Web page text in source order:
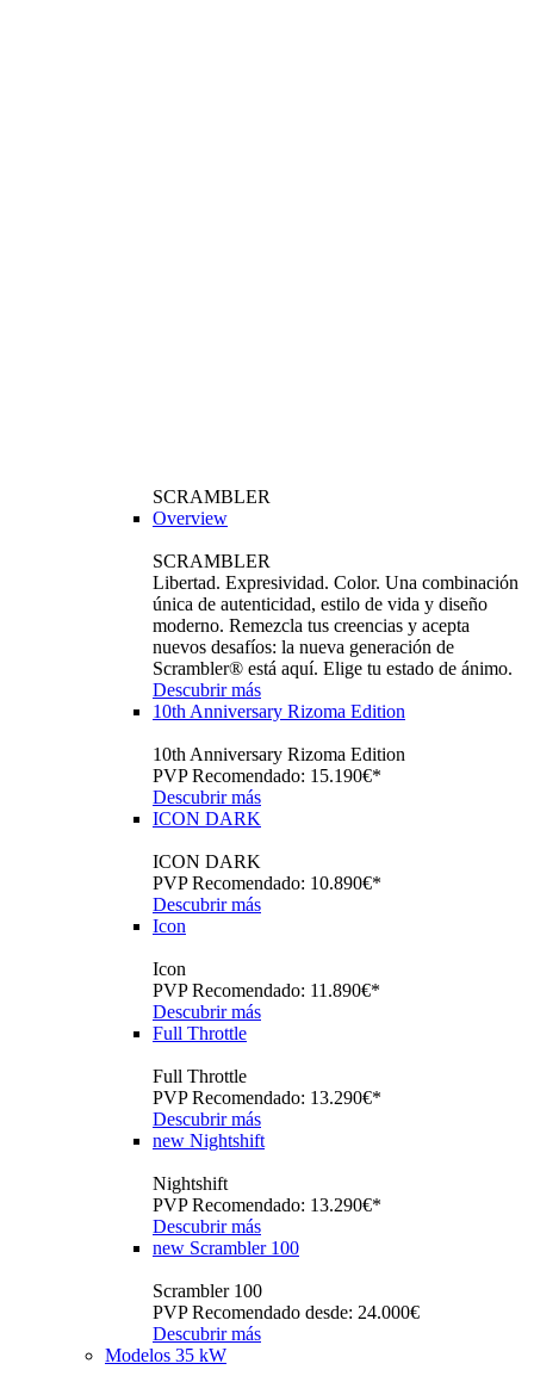
SCRAMBLER
Overview
SCRAMBLER
Libertad. Expresividad. Color. Una combinación
única de autenticidad, estilo de vida y diseño
moderno. Remezcla tus creencias y acepta
nuevos desafíos: la nueva generación de
Scrambler® está aquí. Elige tu estado de ánimo.
Descubrir más
10th Anniversary Rizoma Edition
10th Anniversary Rizoma Edition
PVP Recomendado: 15.190€*
Descubrir más
ICON DARK
ICON DARK
PVP Recomendado: 10.890€*
Descubrir más
Icon
Icon
PVP Recomendado: 11.890€*
Descubrir más
Full Throttle
Full Throttle
PVP Recomendado: 13.290€*
Descubrir más
new Nightshift
Nightshift
PVP Recomendado: 13.290€*
Descubrir más
new Scrambler 100
Scrambler 100
PVP Recomendado desde: 24.000€
Descubrir más
Modelos 35 kW